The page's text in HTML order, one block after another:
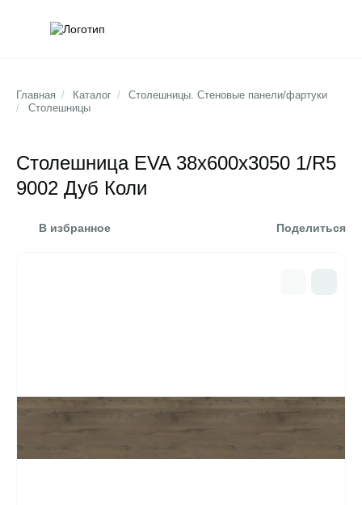
Главная / Каталог /
Столешницы. Стеновые панели/фартуки
/
Столешницы
Столешница EVA 38х600х3050 1/R5
9002 Дуб Коли
В избранное Поделиться